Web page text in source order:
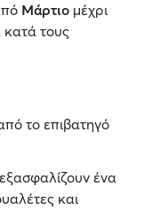
Μάρτιο μέχρι
κατά τους
το επιβατηγό
ένα
και